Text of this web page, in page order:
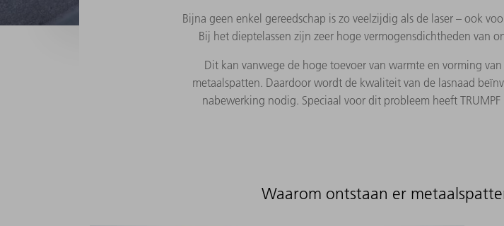
Bijna geen enkel gereedschap is zo veelzijdig als de laser – ook
Bij het dieptelassen zijn zeer hoge vermogensdichtheden van
Dit kan vanwege de hoge toevoer van warmte en vorming
metaalspatten. Daardoor wordt de kwaliteit van de lasnaad
nabewerking nodig. Speciaal voor dit probleem heeft
Waarom ontstaan er